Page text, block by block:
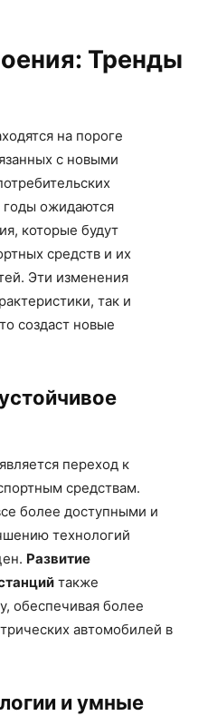
Тренды
на пороге
с новыми
ожидаются
которые будут
средств и их
Эти изменения
так и
создаст новые
переход к
средствам.
более доступными и
технологий
Развитие
также
обеспечивая более
автомобилей в
и умные